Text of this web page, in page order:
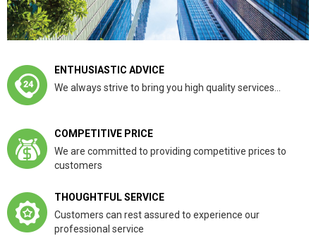
ENTHUSIASTIC ADVICE
We always strive to bring you high quality services...
COMPETITIVE PRICE
We are committed to providing competitive prices to
customers
THOUGHTFUL SERVICE
Customers can rest assured to experience our
professional service